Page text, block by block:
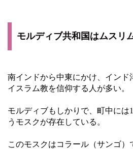
モルディブ共和国はムスリ
南インドから中東にかけ、インド
イスラム教を信仰する人が多い。
モルディブもしかりで、町中には
うモスクが存在している。
このモスクはコラール（サンゴ